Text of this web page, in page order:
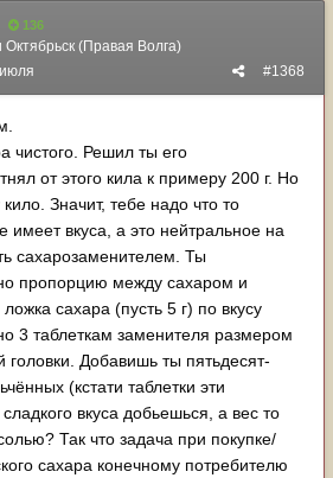
136
(Правая Волга)
#1368
чистого. Решил ты его
от этого кила к примеру 200 г. Но
Значит, тебе надо что то
имеет вкуса, а это нейтральное на
сахарозаменителем. Ты
пропорцию между сахаром и
сахара (пусть 5 г) по вкусу
3 таблеткам заменителя размером
головки. Добавишь ты пятьдесят-
(кстати таблетки эти
вкуса добьешься, а вес то
Так что задача при покупке/
сахара конечному потребителю